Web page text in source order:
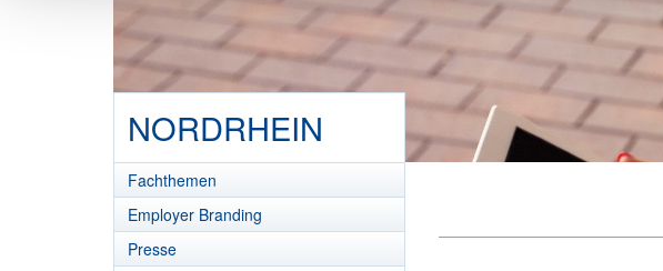
NORDRHEIN
Fachthemen
Employer Branding
Presse